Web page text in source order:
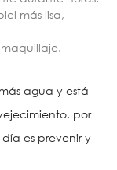
más lisa,
agua y está
por
es prevenir y